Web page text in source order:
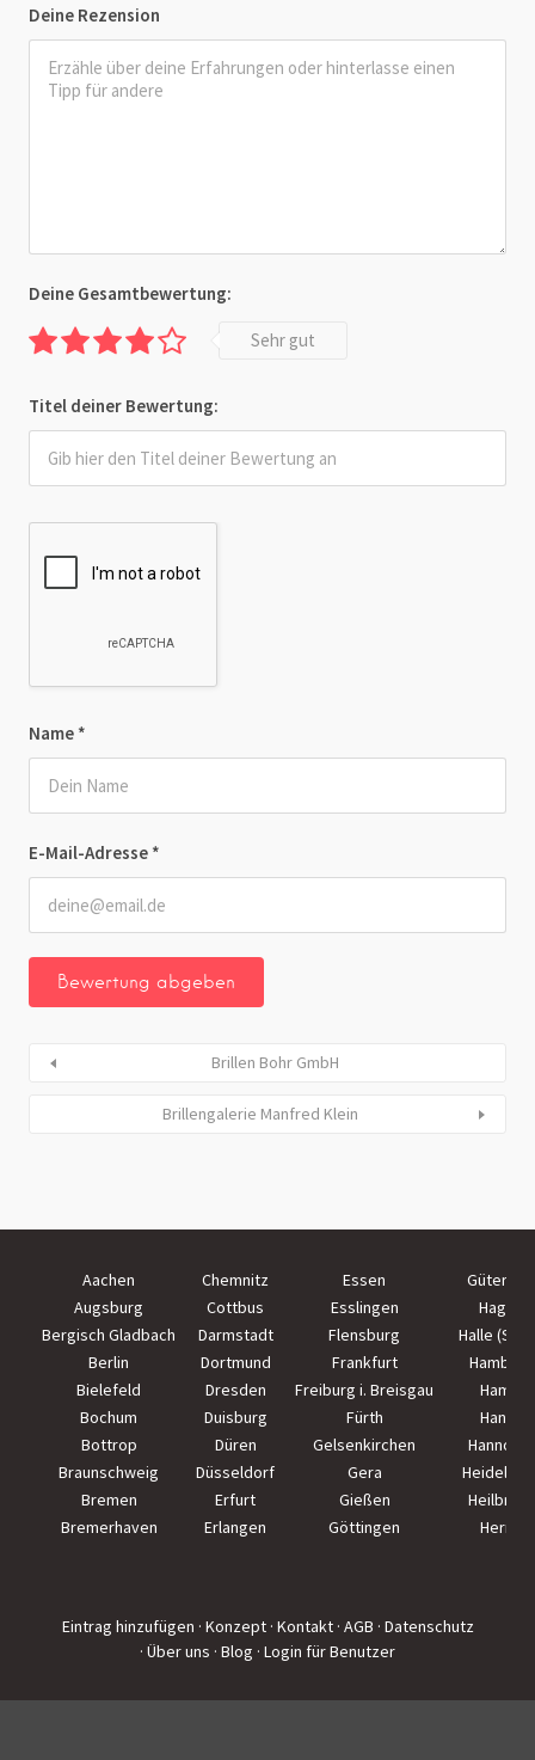
Deine Rezension
Name *
E-Mail-Adresse *
Deine Gesamtbewertung:
Sehr gut
Titel deiner Bewertung:
Brillen Bohr GmbH
Brillengalerie Manfred Klein
Aachen Chemnitz Essen
Augsburg
Cottbus Esslingen
Hagen
Bergisch Gladbach
Darmstadt Flensburg
Halle
Berlin
Dortmund Frankfurt
Hamburg
Bielefeld
Dresden Freiburg i. Breisgau
Hamm
Bochum
Duisburg Fürth
Hanau
Bottrop
Düren Gelsenkirchen
Hannover
Braunschweig
Düsseldorf Gera
Bremen
Erfurt Gießen
Heilbronn
Bremerhaven
Erlangen Göttingen Herne
Eintrag hinzufügen · Konzept · Kontakt · AGB · Datenschutz
· Über uns · Blog · Login für Benutzer